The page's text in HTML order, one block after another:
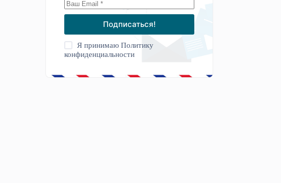
Подписаться!
Я принимаюПолитику
конфиденциальности